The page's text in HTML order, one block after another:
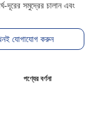
দূরের সমুদ্রের চালান এবং
যোগাযোগ করুন
পণ্যের বর্ণনা